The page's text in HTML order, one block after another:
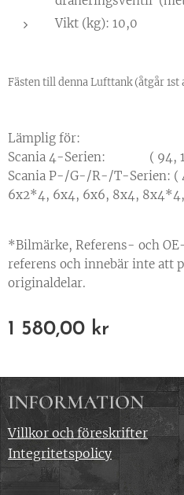
Vikt (kg): 10,0
Fästen till denna Lufttank (åtgår 1st
Lämplig för:
Scania 4-Serien:
( 94,
Scania P-/G-/R-/T-Serien: (
6x2*4, 6x4, 6x6, 8x4,
*Bilmärke, Referens- och
referens och innebär inte att
originaldelar.
1 580,00 kr
INFORMATION
Villkor och föreskrifter
Integritetspolicy